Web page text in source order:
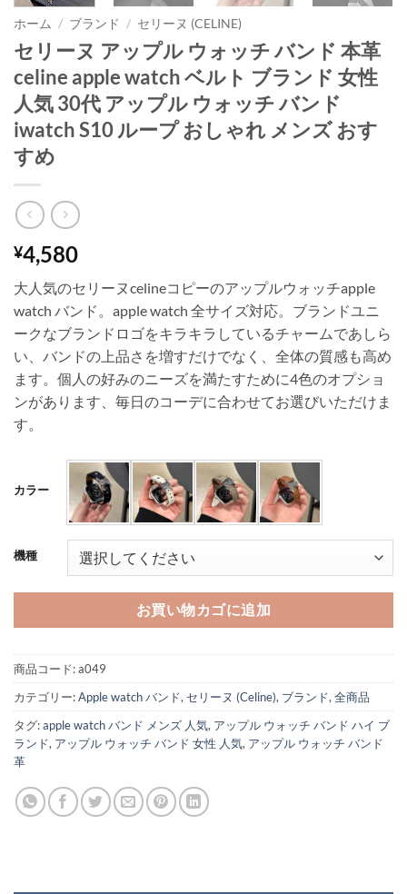
ホーム / ブランド / セリーヌ (CELINE)
セリーヌ アップル ウォッチ バンド 本革
celine apple watch ベルト ブランド 女性
人気 30代 アップル ウォッチ バンド
iwatch S10 ループ おしゃれ メンズ おす
すめ
¥4,580
大人気のセリーヌcelineコピーのアップルウォッチapple
watch バンド。apple watch 全サイズ対応。ブランドユニ
ークなブランドロゴをキラキラしているチャームであしら
い、バンドの上品さを増すだけでなく、全体の質感も高め
ます。個人の好みのニーズを満たすために4色のオプショ
ンがあります、毎日のコーデに合わせてお選びいただけま
す。
カラー
機種
お買い物カゴに追加
商品コード:a049
カテゴリー:Apple watch バンド, セリーヌ (Celine), ブランド, 全商品
タグ:apple watch バンド メンズ 人気, アップル ウォッチ バンド ハイ ブ
ランド, アップル ウォッチ バンド 女性 人気, アップル ウォッチ バンド
革